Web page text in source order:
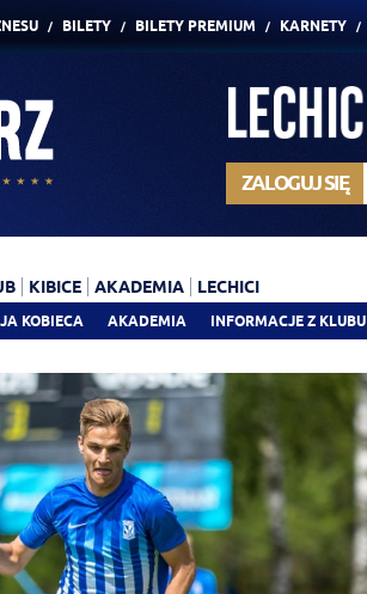
BILETY BILETY PREMIUM KARNETY
ZALOGUJ SIĘ
KOBIECA AKADEMIA INFORMACJE Z KLUBU
KIBICE AKADEMIA LECHICI